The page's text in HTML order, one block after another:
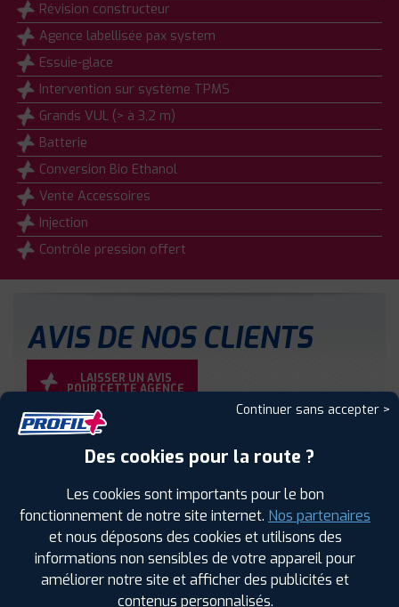
Révision constructeur
Agence labellisée pax system
Essuie-glace
Intervention sur système TPMS
Grands VUL (> à 3,2 m)
Batterie
Conversion Bio Ethanol
Vente Accessoires
Injection
Contrôle pression offert
AVIS DE NOS CLIENTS
LAISSER UN AVIS
POUR CETTE AGENCE
⋆⋆⋆
Clarisse E.
29 avril 2026
Merci vincent
Depannage poids lourds
Continuer sans accepter >
Des cookies pour la route ?
Les cookies sont importants pour le bon
fonctionnement de notre site internet. Nos partenaires
et nous déposons des cookies et utilisons des
informations non sensibles de votre appareil pour
améliorer notre site et afficher des publicités et
contenus personnalisés.